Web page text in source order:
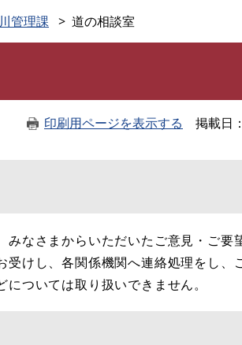
管理課 道の相談室
印刷用ページを表示する 掲載日
なさまからいただいたご意見・ご要
けし、各関係機関へ連絡処理をし、
ついては取り扱いできません。